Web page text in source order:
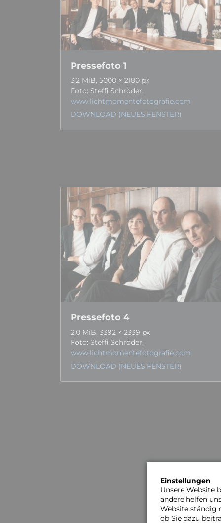
Pressefoto 1
3,2 MiB, 5000 × 2180 px
Foto: Steffi Schröder,
www.lichtmomentefotografie.com
DOWNLOAD (NEUES FENSTER)
Pressefoto 4
2,0 MiB, 3392 × 2339 px
Foto: Steffi Schröder,
www.lichtmomentefotografie.com
DOWNLOAD (NEUES FENSTER)
Einstellungen
Unsere Website
andere helfen
Website ständig
ob Sie dazu